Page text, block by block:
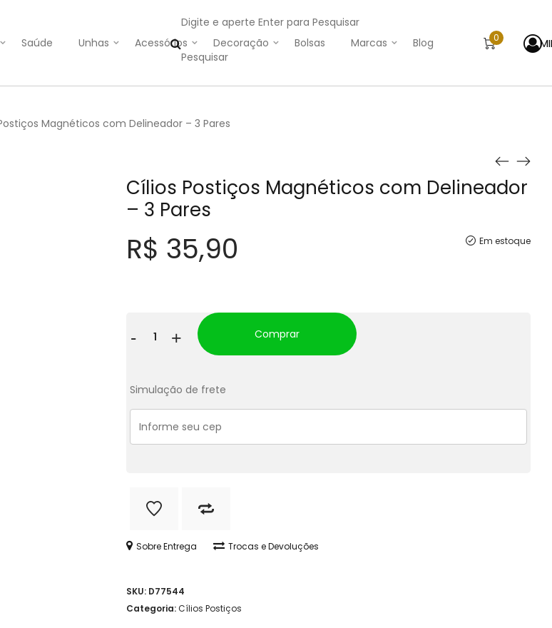
Saúde Unhas Acessórios Decoração Bolsas Marcas Blog
Digite e aperte Enter para Pesquisar
0
Magnéticos com Delineador – 3 Pares
Cílios Postiços Magnéticos com Delineador
– 3 Pares
Em estoque
R$ 35,90
-
Postiços
com
Delineador
-
quantidade
+ Comprar
Simulação de frete
Sobre Entrega Trocas e Devoluções
SKU: D77544
Categoria:Cílios Postiços